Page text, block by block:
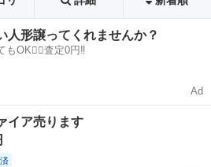
人形譲ってくれませんか？
もOK🙆‍♀️査定0円‼️
Ad
イア売ります